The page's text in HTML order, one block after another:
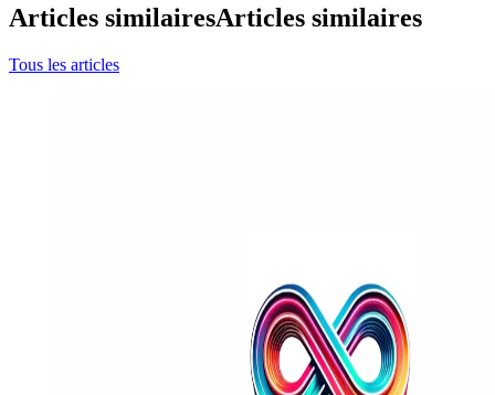
Articles similairesArticles similaires
Tous les articles